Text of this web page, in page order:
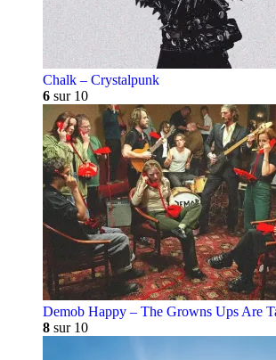
Chalk – Crystalpunk
6 sur 10
Demob Happy – The Growns Ups Are
8 sur 10